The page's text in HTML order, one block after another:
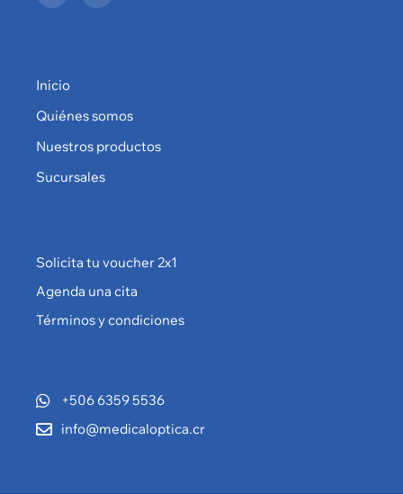
Inicio
Quiénes somos
Nuestros productos
Sucursales
Solicita tu voucher 2x1
Agenda una cita
Términos y condiciones
+506 6359 5536
info@medicaloptica.cr